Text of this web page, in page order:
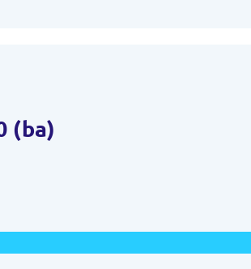
(ba)